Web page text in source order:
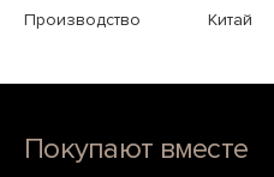
Производство
Китай
Покупают вместе